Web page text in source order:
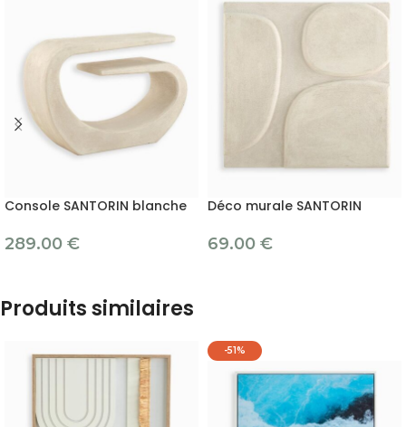
Console SANTORIN blanche
289.00 €
Déco murale SANTORIN
69.00 €
Produits similaires
-51%